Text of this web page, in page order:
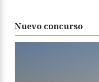
Nuevo concurso